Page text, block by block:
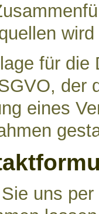
für die
der
eines
uns